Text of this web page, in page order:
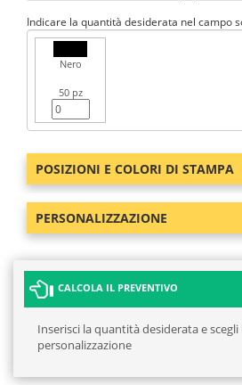
Indicare la quantità desiderata nel campo
Nero
50 pz
POSIZIONI E COLORI DI STAMPA
PERSONALIZZAZIONE
CALCOLA IL PREVENTIVO
Inserisci la quantità desiderata e
personalizzazione